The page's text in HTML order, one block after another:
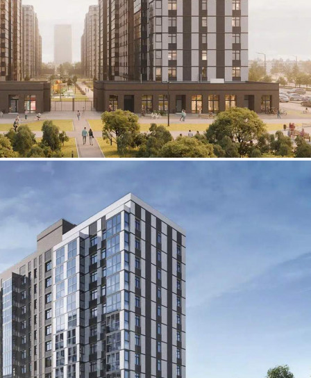
125394 - Г. КАЛУГА,
ЖИЛОЙ КОМПЛЕКС
ПЕРВЫЙ НА ПРАВОМ, Д.1
Калужская обл
Получить контакты Посмотреть на карте
Прямая продажа от застройщика! Кладовая номер 60 общей
площадью 3.19 кв. м на -1-м этаже в ЖК «Первый на
Правом»[#8354717#]
63 (+1)
Навигация